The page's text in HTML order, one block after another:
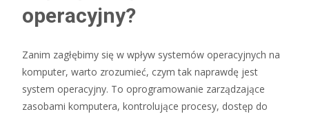
operacyjny?
Zanim zagłębimy się w wpływ systemów operacyjnych na
komputer, warto zrozumieć, czym tak naprawdę jest
system operacyjny. To oprogramowanie zarządzające
zasobami komputera, kontrolujące procesy, dostęp do